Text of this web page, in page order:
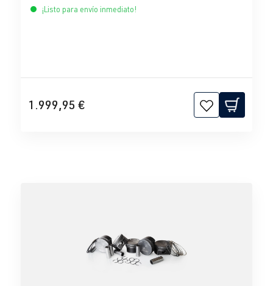
¡Listo para envío inmediato!
1.999,95 €